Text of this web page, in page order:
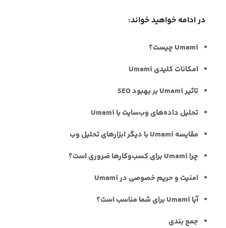
در ادامه خواهید خواند:
Umami چیست؟
امکانات کلیدی Umami
تاثیر Umami بر بهبود SEO
تحلیل داده‌های وب‌سایت با Umami
مقایسه Umami با دیگر ابزارهای تحلیل وب
چرا Umami برای کسب‌وکارها ضروری است؟
امنیت و حریم خصوصی در Umami
آیا Umami برای شما مناسب است؟
جمع بندی